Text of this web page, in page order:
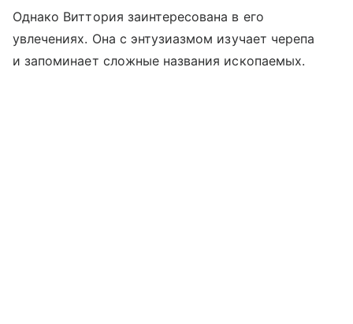
Однако Виттория заинтересована в его
увлечениях. Она с энтузиазмом изучает черепа
и запоминает сложные названия ископаемых.